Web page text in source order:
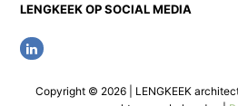
LENGKEEK OP SOCIAL MEDIA
L
n
Copyright © 2026 | LENGKEEK